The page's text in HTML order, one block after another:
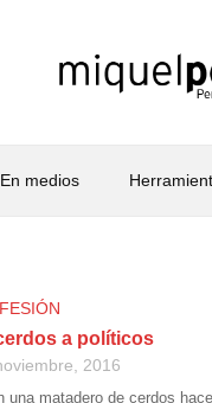
En medios
a políticos
2016
una matadero de cerdos